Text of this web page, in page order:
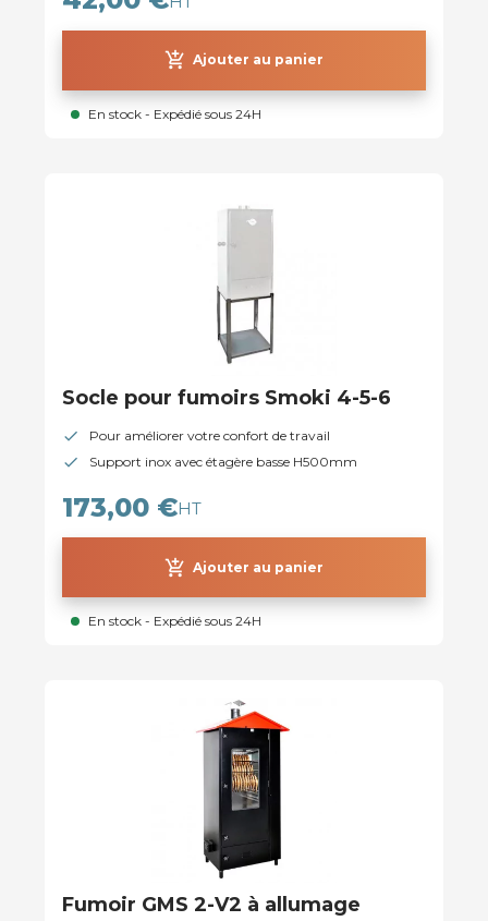
add_shopping_cart Ajouter au panier
En stock - Expédié sous 24H
Socle pour fumoirs Smoki 4-5-6
Pour améliorer votre confort de travail
Support inox avec étagère basse H500mm
173,00 €HT
add_shopping_cart Ajouter au panier
En stock - Expédié sous 24H
Fumoir GMS 2-V2 à allumage